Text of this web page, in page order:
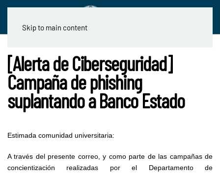
Skip to main content
[Alerta de Ciberseguridad]
Campaña de phishing
suplantando a Banco Estado
Estimada comunidad universitaria:
A través del presente correo, y como parte de las campañas de
concientización realizadas por el Departamento de